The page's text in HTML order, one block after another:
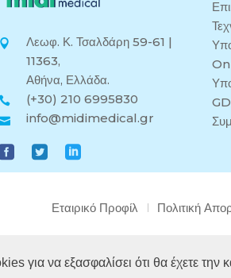
για να εξασφαλίσει ότι θα έχετε την
Λεωφ. Κ. Τσαλδάρη 59-61 |
11363,
Αθήνα, Ελλάδα.
(+30) 210 6995830
info@midimedical.gr
Εταιρικό Προφίλ Πολιτική